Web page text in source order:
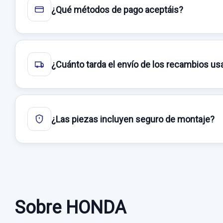
¿Qué métodos de pago aceptáis?
¿Cuánto tarda el envío de los recambios
¿Las piezas incluyen seguro de montaje?
Sobre HONDA